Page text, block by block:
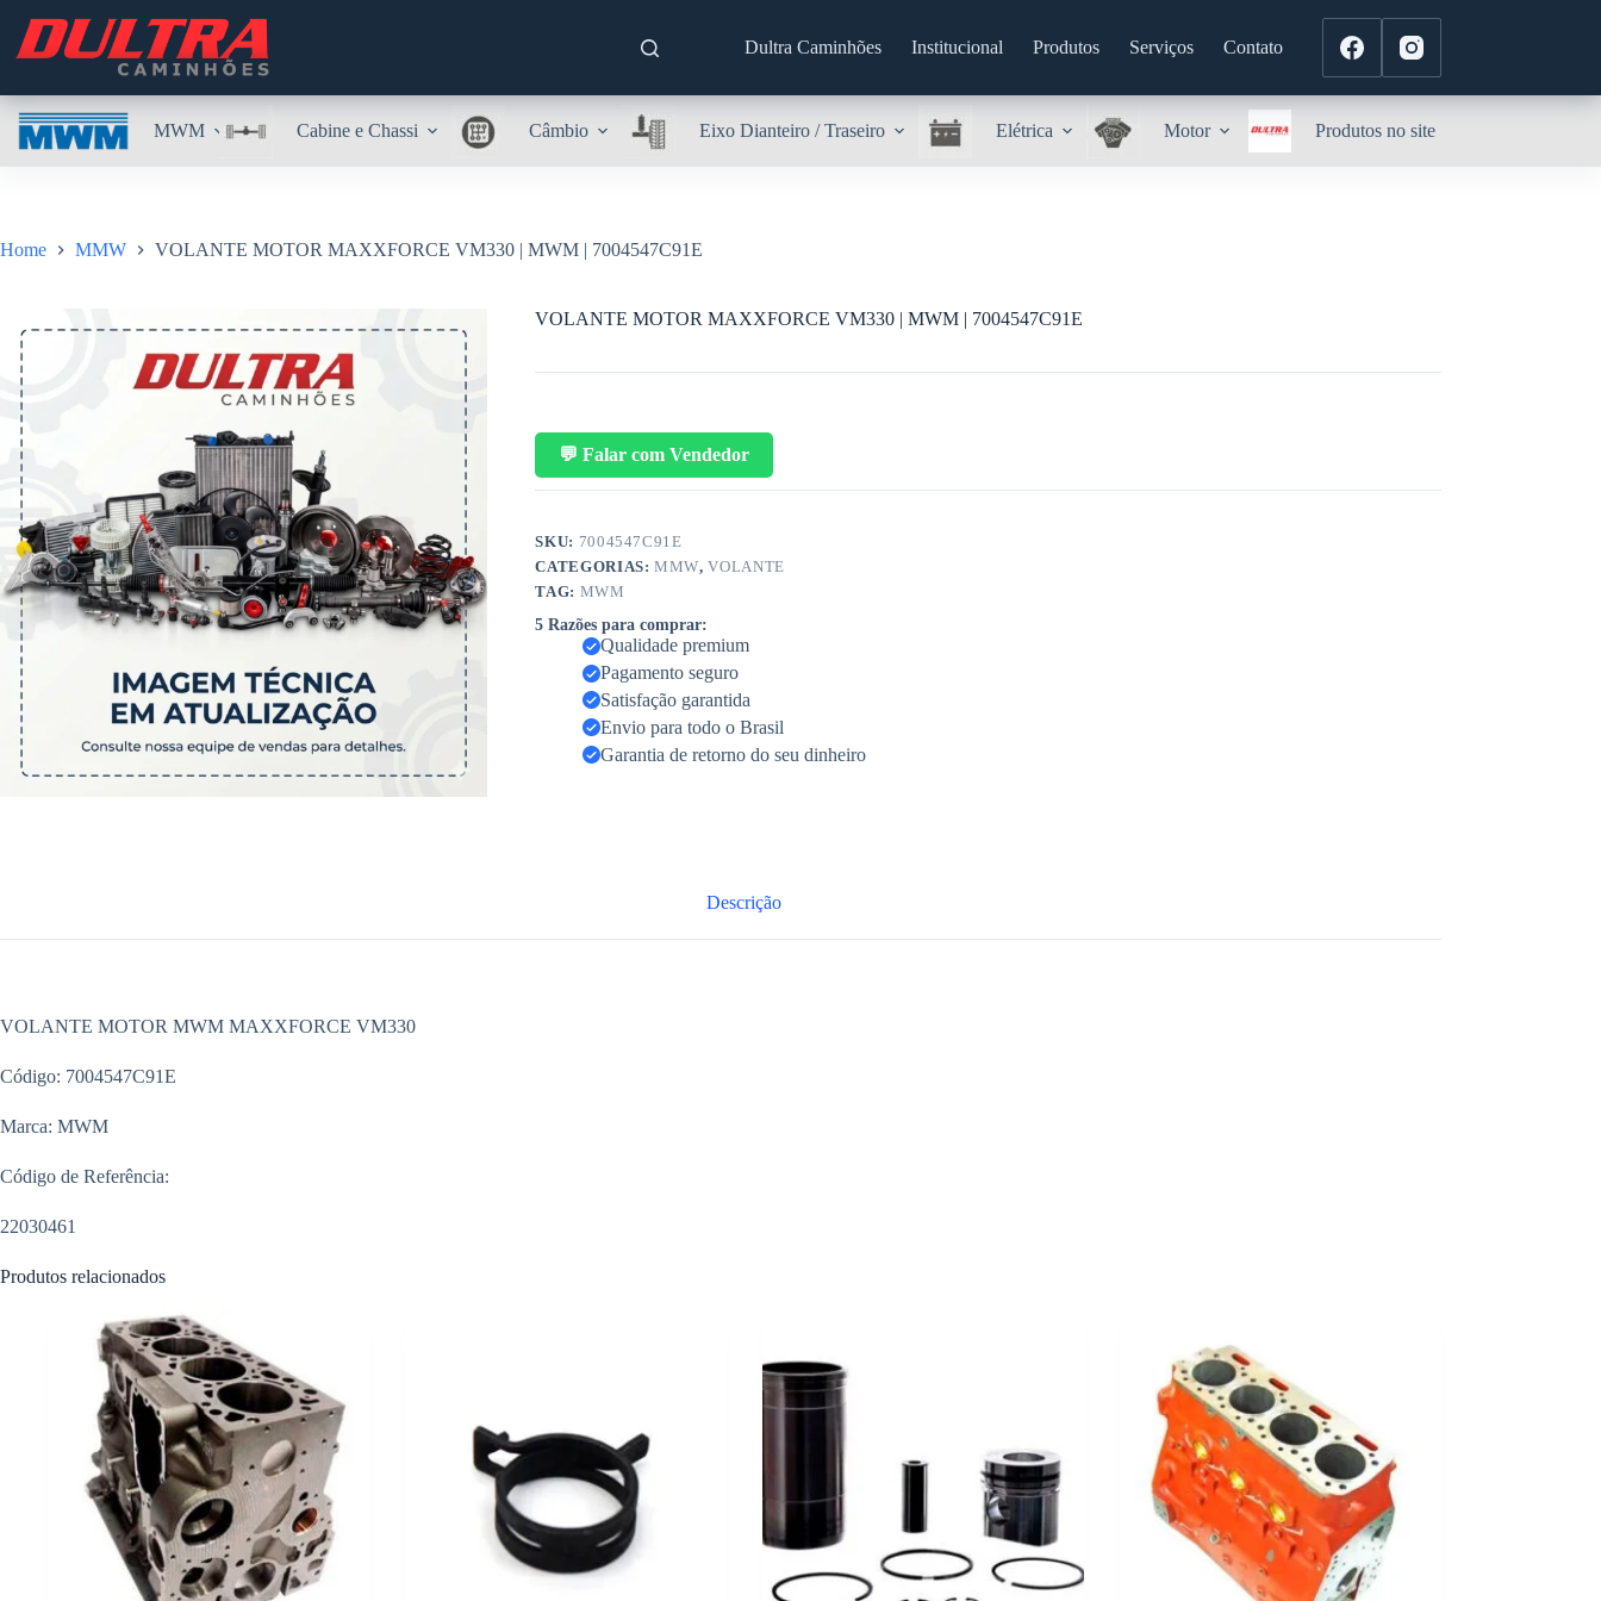
para
Dultra Caminhões Institucional Produtos Serviços Contato
MWM Cabine e Chassi Câmbio Eixo Dianteiro / Traseiro Elétrica Motor Produtos no site
Home MMW VOLANTE MOTOR MAXXFORCE VM330 | MWM | 7004547C91E
VOLANTE MOTOR MAXXFORCE VM330 | MWM | 7004547C91E
💬 Falar com Vendedor
SKU: 7004547C91E
CATEGORIAS:MMW,VOLANTE
TAG: MWM
5 Razões para comprar:
Qualidade premium
Pagamento seguro
Satisfação garantida
Envio para todo o Brasil
Garantia de retorno do seu dinheiro
Descrição
VOLANTE MOTOR MWM MAXXFORCE VM330
Código: 7004547C91E
Marca: MWM
Código de Referência:
22030461
Produtos relacionados